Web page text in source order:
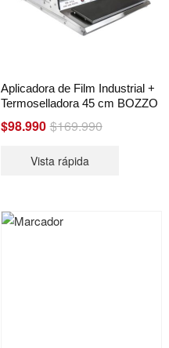
Aplicadora de Film Industrial +
Termoselladora 45 cm BOZZO
$169.990Original
$98.990
Current
Vista rápida